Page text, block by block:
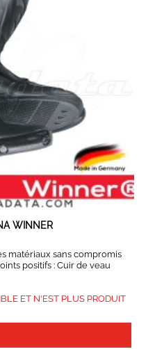
WINNER
matériaux sans compromis
positifs : Cuir de veau
ET N'EST PLUS PRODUIT